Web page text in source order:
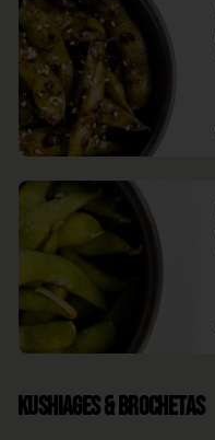
Kushiages & Brochetas